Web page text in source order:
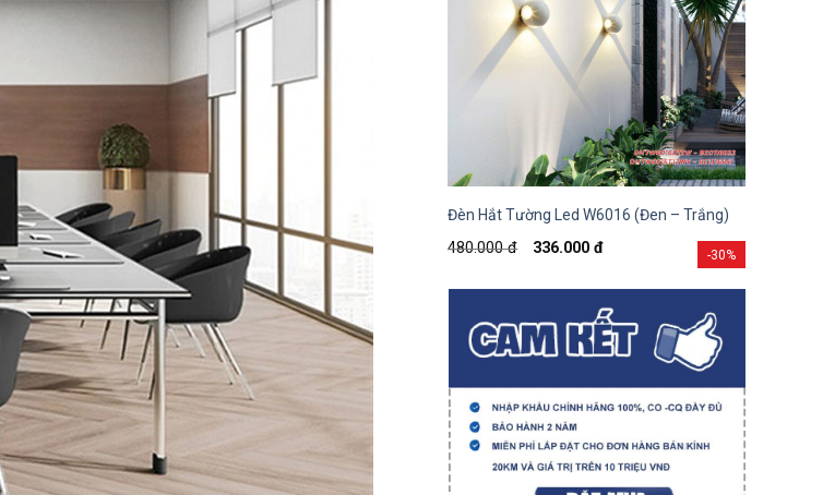
-30%
Đèn Hắt Tường Led W6016 (Đen – Trắng)
480.000đ 336.000 đ